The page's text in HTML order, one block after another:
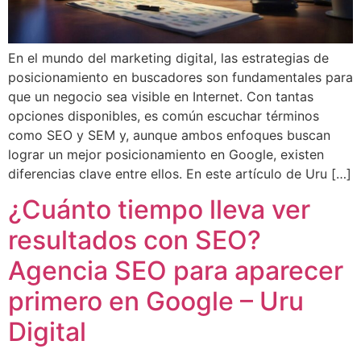
En el mundo del marketing digital, las estrategias de
posicionamiento en buscadores son fundamentales para
que un negocio sea visible en Internet. Con tantas
opciones disponibles, es común escuchar términos
como SEO y SEM y, aunque ambos enfoques buscan
lograr un mejor posicionamiento en Google, existen
diferencias clave entre ellos. En este artículo de Uru […]
¿Cuánto tiempo lleva ver
resultados con SEO?
Agencia SEO para aparecer
primero en Google – Uru
Digital